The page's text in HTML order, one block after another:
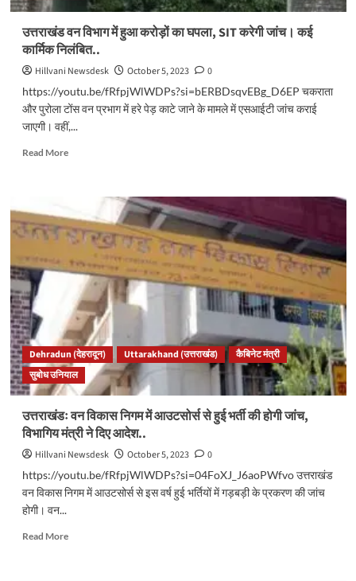
शुभांरभ..
उत्तराखंड वन विभाग में हुआ करोड़ों का घपला, SIT करेगी जांच। कई
कार्मिक निलंबित..
Hillvani Newsdesk October 5, 2023
0
https://youtu.be/fRfpjWlWDPs?si=bERBDsqvEBg_D6EP चकराता
और पुरोला टोंस वन प्रभाग में हरे पेड़ काटे जाने के मामले में एसआईटी जांच कराई
जाएगी। वहीं,...
Read MoreRead
विभाग
में
करोड़ों
घपला,
SIT
करेगी
जांच।
कई
कार्मिक
निलंबित..
Dehradun (देहरादून) Uttarakhand (उत्तराखंड)
कैबिनेट मंत्री
सुबोध उनियाल
उत्तराखंडः वन विकास निगम में आउटसोर्स से हुई भर्ती की होगी जांच,
विभागिय मंत्री ने दिए आदेश..
Hillvani Newsdesk October 5, 2023
0
https://youtu.be/fRfpjWlWDPs?si=04FoXJ_J6aoPWfvo उत्तराखंड
वन विकास निगम में आउटसोर्स से इस वर्ष हुई भर्तियों में गड़बड़ी के प्रकरण की जांच
होगी। वन...
Read MoreRead